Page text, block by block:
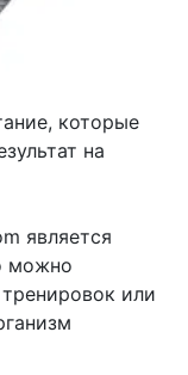
которые
на
является
можно
или